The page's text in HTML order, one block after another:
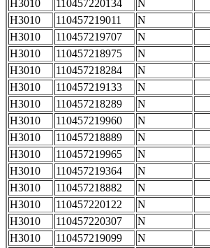
H3010
110457220134
N
H3010
110457219011
N
H3010
110457219707
N
H3010
110457218975
N
H3010
110457218284
N
H3010
110457219133
N
H3010
110457218289
N
H3010
110457219960
N
H3010
110457218889
N
H3010
110457219965
N
H3010
110457219364
N
H3010
110457218882
N
H3010
110457220122
N
H3010
110457220307
N
H3010
110457219099
N